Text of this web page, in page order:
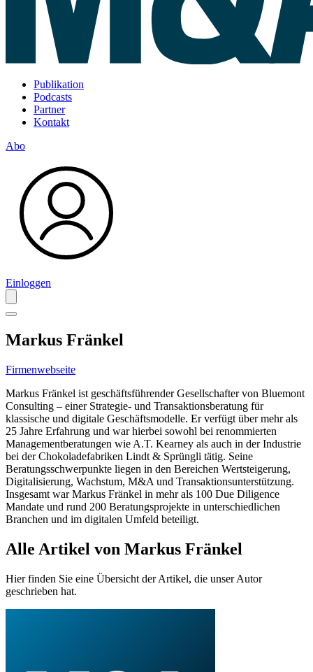
Publikation
Podcasts
Partner
Kontakt
Abo
Einloggen
Markus Fränkel
Firmenwebseite
Markus Fränkel ist geschäftsführender Gesellschafter von Bluemont
Consulting – einer Strategie- und Transaktionsberatung für
klassische und digitale Geschäftsmodelle. Er verfügt über mehr als
25 Jahre Erfahrung und war hierbei sowohl bei renommierten
Managementberatungen wie A.T. Kearney als auch in der Industrie
bei der Chokoladefabriken Lindt & Sprüngli tätig. Seine
Beratungsschwerpunkte liegen in den Bereichen Wertsteigerung,
Digitalisierung, Wachstum, M&A und Transaktionsunterstützung.
Insgesamt war Markus Fränkel in mehr als 100 Due Diligence
Mandate und rund 200 Beratungsprojekte in unterschiedlichen
Branchen und im digitalen Umfeld beteiligt.
Alle Artikel von Markus Fränkel
Hier finden Sie eine Übersicht der Artikel, die unser Autor
geschrieben hat.